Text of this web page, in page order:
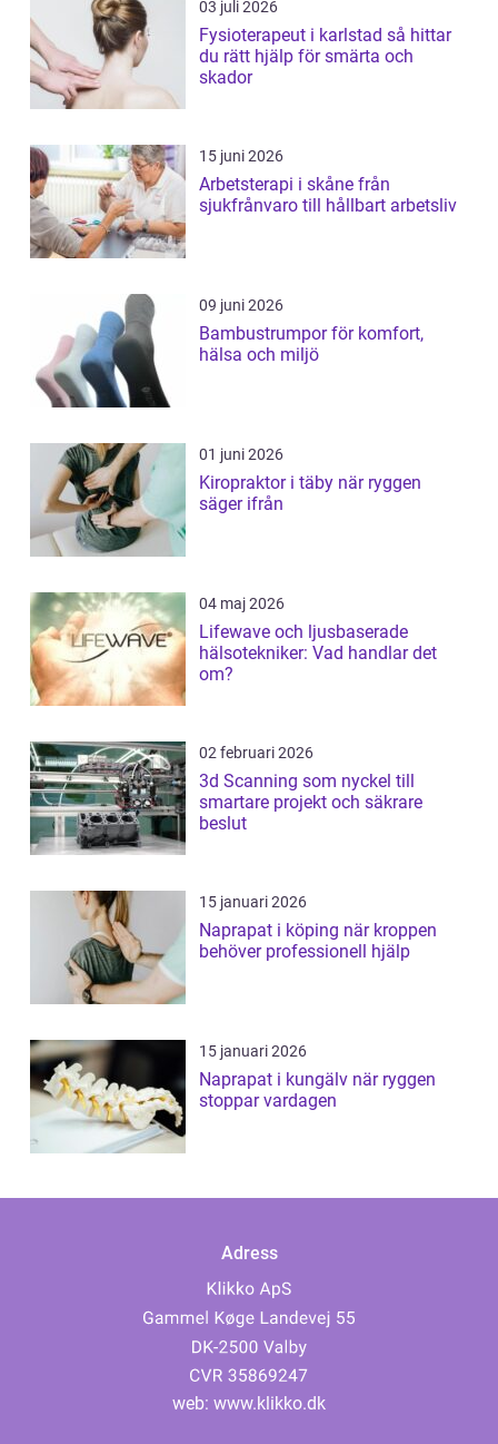
03 juli 2026
Fysioterapeut i karlstad så hittar
du rätt hjälp för smärta och
skador
15 juni 2026
Arbetsterapi i skåne från
sjukfrånvaro till hållbart arbetsliv
09 juni 2026
Bambustrumpor för komfort,
hälsa och miljö
01 juni 2026
Kiropraktor i täby när ryggen
säger ifrån
04 maj 2026
Lifewave och ljusbaserade
hälsotekniker: Vad handlar det
om?
02 februari 2026
3d Scanning som nyckel till
smartare projekt och säkrare
beslut
15 januari 2026
Naprapat i köping när kroppen
behöver professionell hjälp
15 januari 2026
Naprapat i kungälv när ryggen
stoppar vardagen
Adress
web: www.klikko.dk